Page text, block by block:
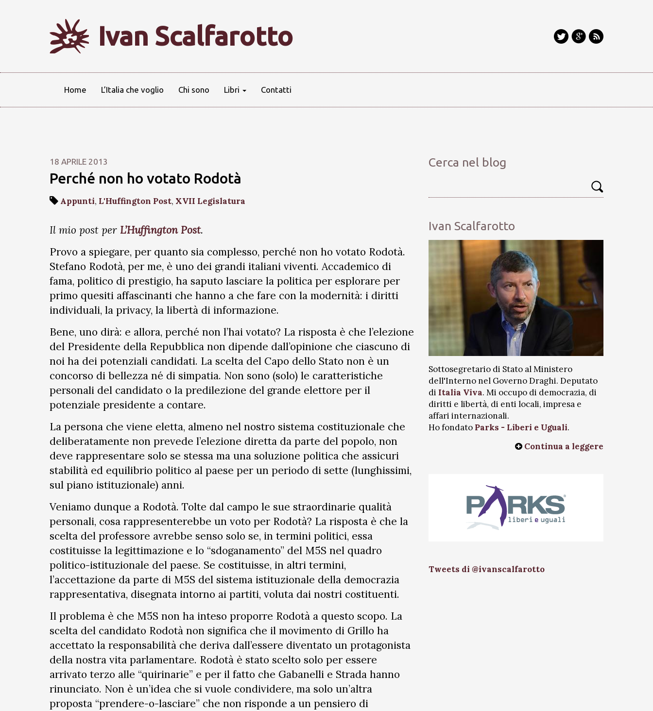
Ivan Scalfarotto
Home L’Italia che voglio Chi sono Libri Contatti
18 APRILE 2013
Perché non ho votato Rodotà
Appunti, L'Huffington Post, XVII Legislatura
Il mio post per L’Huffington Post.
Provo a spiegare, per quanto sia complesso, perché non ho votato Rodotà.
Stefano Rodotà, per me, è uno dei grandi italiani viventi. Accademico di
fama, politico di prestigio, ha saputo lasciare la politica per esplorare per
primo quesiti affascinanti che hanno a che fare con la modernità: i diritti
individuali, la privacy, la libertà di informazione.
Bene, uno dirà: e allora, perché non l’hai votato? La risposta è che l’elezione
del Presidente della Repubblica non dipende dall’opinione che ciascuno di
noi ha dei potenziali candidati. La scelta del Capo dello Stato non è un
concorso di bellezza né di simpatia. Non sono (solo) le caratteristiche
personali del candidato o la predilezione del grande elettore per il
potenziale presidente a contare.
La persona che viene eletta, almeno nel nostro sistema costituzionale che
deliberatamente non prevede l’elezione diretta da parte del popolo, non
deve rappresentare solo se stessa ma una soluzione politica che assicuri
stabilità ed equilibrio politico al paese per un periodo di sette (lunghissimi,
sul piano istituzionale) anni.
Veniamo dunque a Rodotà. Tolte dal campo le sue straordinarie qualità
personali, cosa rappresenterebbe un voto per Rodotà? La risposta è che la
scelta del professore avrebbe senso solo se, in termini politici, essa
costituisse la legittimazione e lo “sdoganamento” del M5S nel quadro
politico-istituzionale del paese. Se costituisse, in altri termini,
l’accettazione da parte di M5S del sistema istituzionale della democrazia
rappresentativa, disegnata intorno ai partiti, voluta dai nostri costituenti.
Il problema è che M5S non ha inteso proporre Rodotà a questo scopo. La
scelta del candidato Rodotà non significa che il movimento di Grillo ha
accettato la responsabilità che deriva dall’essere diventato un protagonista
della nostra vita parlamentare. Rodotà è stato scelto solo per essere
arrivato terzo alle “quirinarie” e per il fatto che Gabanelli e Strada hanno
rinunciato. Non è un’idea che si vuole condividere, ma solo un’altra
proposta “prendere-o-lasciare” che non risponde a un pensiero di
Cerca nel blog
Ivan Scalfarotto
Sottosegretario di Stato al Ministero
dell'Interno nel Governo Draghi. Deputato
di Italia Viva. Mi occupo di democrazia, di
diritti e libertà, di enti locali, impresa e
affari internazionali.
Ho fondato Parks - Liberi e Uguali.
Continua a leggere
Tweets di @ivanscalfarotto